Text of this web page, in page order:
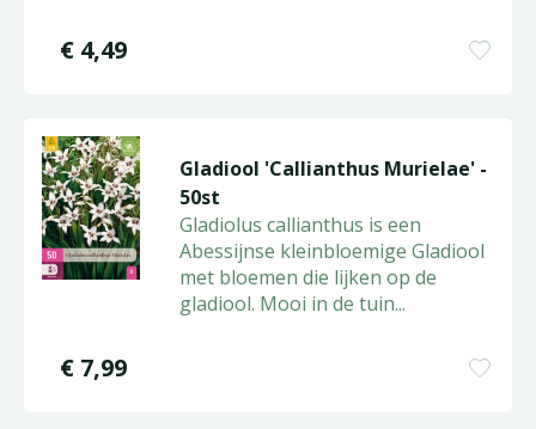
€ 4,49
Gladiool 'Callianthus Murielae' -
50st
Gladiolus callianthus is een
Abessijnse kleinbloemige Gladiool
met bloemen die lijken op de
gladiool. Mooi in de tuin...
€ 7,99